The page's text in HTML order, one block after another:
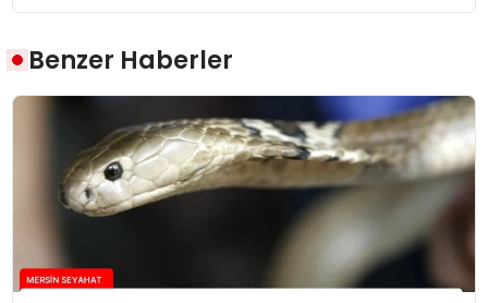
Benzer Haberler